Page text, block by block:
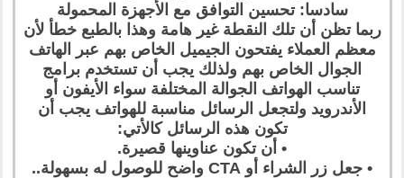
سادسا: تحسين التوافق مع الأجهزة المحمولة
ربما تظن أن تلك النقطة غير هامة وهذا بالطبع خطأ لأن
معظم العملاء يفتحون الجيميل الخاص بهم عبر الهاتف
الجوال الخاص بهم ولذلك يجب أن تستخدم برامج
تناسب الهواتف الجوالة المختلفة سواء الأيفون أو
الأندرويد ولتجعل الرسائل مناسبة للهواتف يجب أن
تكون هذه الرسائل كالأتي:
• أن تكون عناوينها قصيرة.
• جعل زر الشراء أو CTA واضح للوصول له بسهولة..